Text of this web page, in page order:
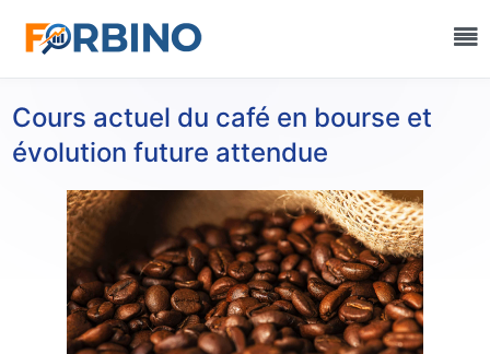
Cours actuel du café en bourse et
évolution future attendue